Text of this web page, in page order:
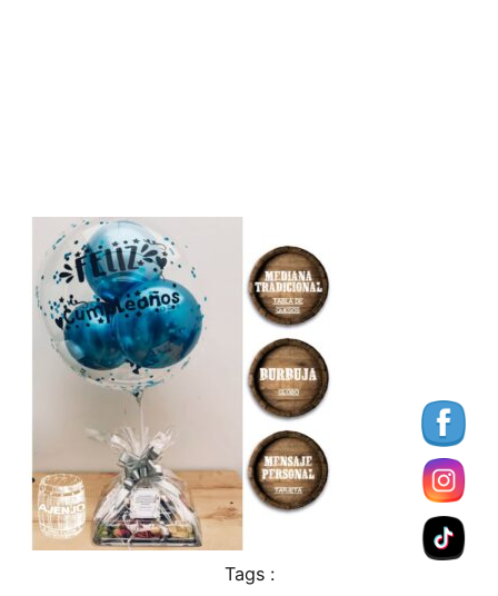
Tags :